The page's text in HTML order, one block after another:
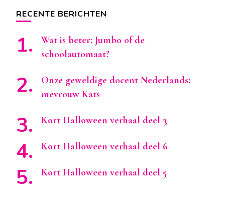
RECENTE BERICHTEN
Wat is beter: Jumbo of de
schoolautomaat?
Onze geweldige docent Nederlands:
mevrouw Kats
Kort Halloween verhaal deel 3
Kort Halloween verhaal deel 6
Kort Halloween verhaal deel 5